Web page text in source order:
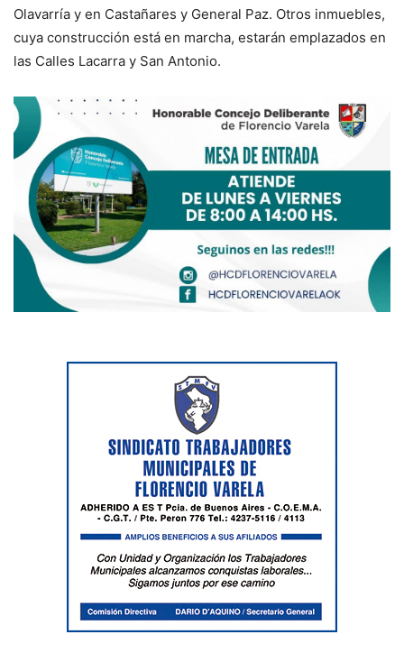
Olavarría y en Castañares y General Paz. Otros inmuebles,
cuya construcción está en marcha, estarán emplazados en
las Calles Lacarra y San Antonio.